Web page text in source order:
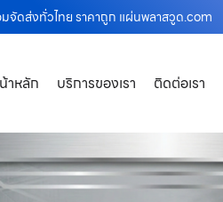
จัดส่งทั่วไทย ราคาถูก แผ่นพลาสวูด.com
าหลัก บริการของเรา ติดต่อเรา